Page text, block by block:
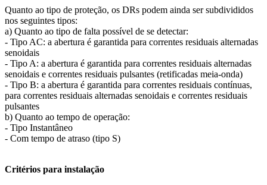
Quanto ao tipo de proteção, os DRs podem ainda ser subdivididos
nos seguintes tipos:
a) Quanto ao tipo de falta possível de se detectar:
- Tipo AC: a abertura é garantida para correntes residuais alternadas
senoidais
- Tipo A: a abertura é garantida para correntes residuais alternadas
senoidais e correntes residuais pulsantes (retificadas meia-onda)
- Tipo B: a abertura é garantida para correntes residuais contínuas,
para correntes residuais alternadas senoidais e correntes residuais
pulsantes
b) Quanto ao tempo de operação:
- Tipo Instantâneo
- Com tempo de atraso (tipo S)
Critérios para instalação